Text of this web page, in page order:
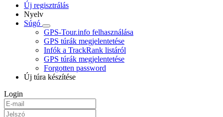
Új regisztrálás
Nyelv
Súgó
GPS-Tour.info felhasználása
GPS túrák megjelentetése
Infók a TrackRank listáról
GPS túrák megjelentetése
Forgotten password
Új túra készítése
Login